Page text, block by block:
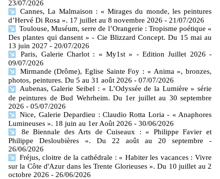
23/07/2026
Cannes, La Malmaison : « Mirages du monde, les peintures
d’Hervé Di Rosa ». 17 juillet au 8 novembre 2026 - 21/07/2026
Toulouse, Muséum, serre de l’Orangerie : Tropisme poétique «
Des plantes qui dansent » - Cie Blizzard Concept. Du 15 mai au
13 juin 2027 - 20/07/2026
Paris, Galerie Charlot : « My1st » - Edition Juillet 2026 -
09/07/2026
Mirmande (Drôme), Eglise Sainte Foy : « Anima », bronzes,
photos, peintures. Du 5 au 31 août 2026 - 07/07/2026
Aubenas, Galerie Seibel : « L’Odyssée de la Lumière » série
de peintures de Bud Wehrheim. Du 1er juillet au 30 septembre
2026 - 05/07/2026
Nice, Galerie Depardieu : Claudio Rotta Loria - « Anaphores
Lumineuses ». 18 juin au 1er Août 2026 - 30/06/2026
8e Biennale des Arts de Cuiseaux : « Philippe Favier et
Philippe Desloubières ». Du 22 août au 20 septembre
-
26/06/2026
Fréjus, cloitre de la cathédrale : « Habiter les vacances : Vivre
sur la Côte d'Azur dans les Trente Glorieuses ». Du 10 juillet au 2
octobre 2026 - 26/06/2026